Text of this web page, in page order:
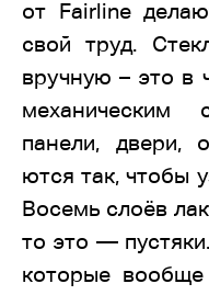
от Fairline
свой труд.
вручную – это в
механическим
панели, двери,
ются так, чтобы
Восемь слоёв
то это —
которые